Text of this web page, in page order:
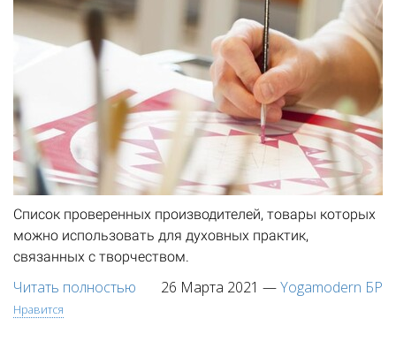
Список проверенных производителей, товары которых
можно использовать для духовных практик,
связанных с творчеством.
Читать полностью 26 Марта 2021 —Yogamodern БР
Нравится